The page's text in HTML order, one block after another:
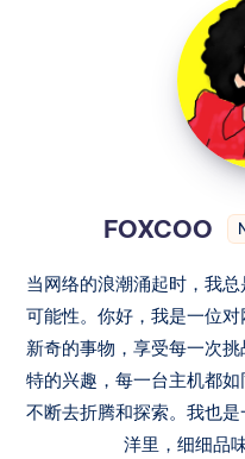
FOXCOO
当网络的浪潮涌起时，我
可能性。你好，我是一位
新奇的事物，享受每一次
特的兴趣，每一台主机都
不断去折腾和探索。我也
洋里，细细品